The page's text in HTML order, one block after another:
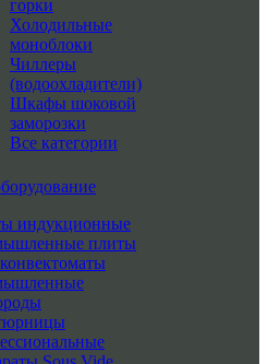
горки
Холодильные
моноблоки
Чиллеры
(водоохладители)
Шкафы шоковой
заморозки
Все категории
индукционные
плиты